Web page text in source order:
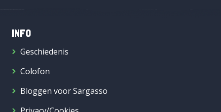
INFO
Geschiedenis
Colofon
Bloggen voor Sargasso